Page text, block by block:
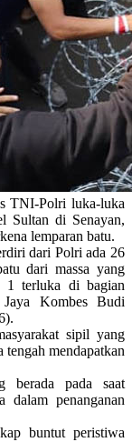
TNI-Polri luka-luka
Sultan di Senayan,
lemparan batu.
dari Polri ada 26
dari massa yang
1 terluka di bagian
Kombes Budi
sipil yang
mendapatkan
berada pada saat
dalam penanganan
buntut peristiwa